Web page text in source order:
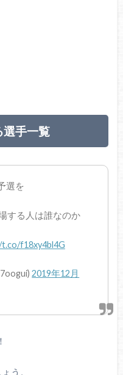
選手一覧
選を
する人は誰なのか
f18xy4bl4G
2019年12月
う。